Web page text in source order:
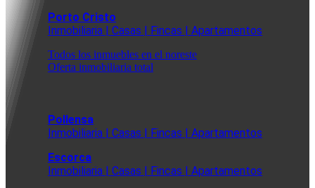
Porto Cristo
Inmobiliaria | Casas | Fincas | Apartamentos
Todos los inmuebles en el noreste
Oferta inmobiliaria total
Pollensa
Inmobiliaria | Casas | Fincas | Apartamentos
Escorca
Inmobiliaria | Casas | Fincas | Apartamentos